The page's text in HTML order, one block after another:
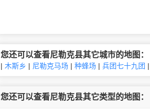
您还可以查看尼勒克县其它城市的地图：
| 木斯乡 | 尼勒克马场| 种蜂场| 兵团七十九团
您还可以查看尼勒克县其它类型的地图：